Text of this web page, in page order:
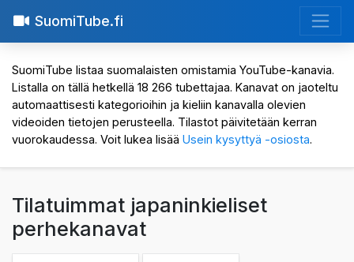
SuomiTube.fi
SuomiTube listaa suomalaisten omistamia YouTube-kanavia.
Listalla on tällä hetkellä 18 266 tubettajaa. Kanavat on jaoteltu
automaattisesti kategorioihin ja kieliin kanavalla olevien
videoiden tietojen perusteella. Tilastot päivitetään kerran
vuorokaudessa. Voit lukea lisää Usein kysyttyä -osiosta.
Tilatuimmat japaninkieliset
perhekanavat